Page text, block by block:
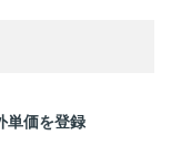
単価を登録